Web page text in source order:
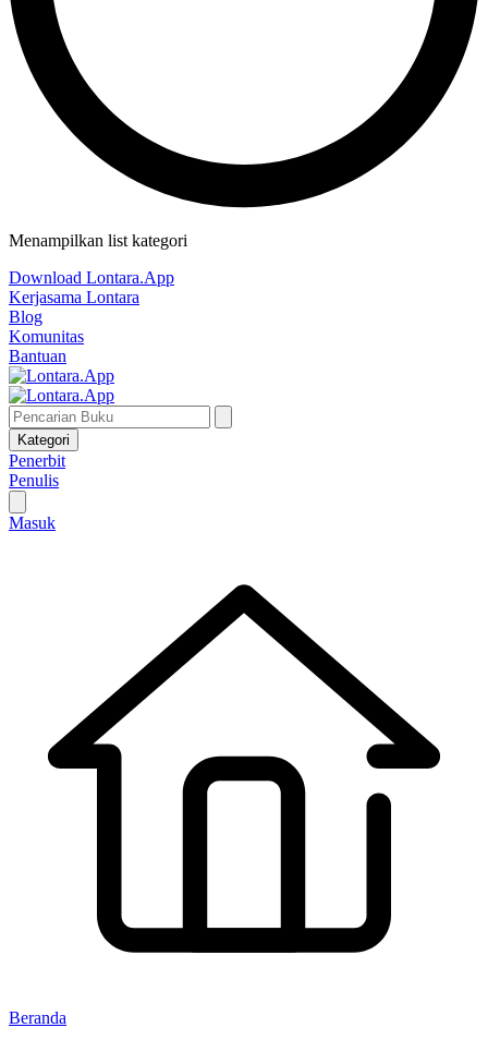
Menampilkan list kategori
Download Lontara.App
Kerjasama Lontara
Blog
Komunitas
Bantuan
Kategori
Penerbit
Penulis
Masuk
Beranda